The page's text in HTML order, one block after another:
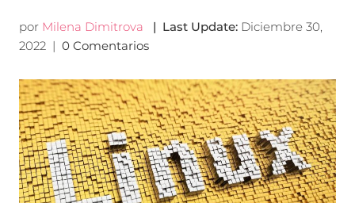
por Milena Dimitrova | Last Update: Diciembre 30,
2022| 0 Comentarios